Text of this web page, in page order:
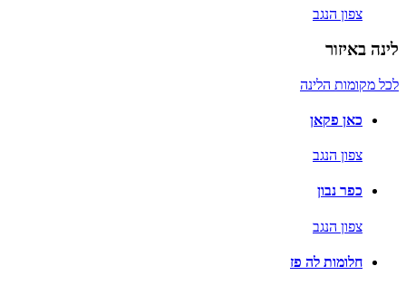
צפון הנגב
לינה באיזור
לכל מקומות הלינה
כאן פקאן
צפון הנגב
כפר נבון
צפון הנגב
חלומות לה פז